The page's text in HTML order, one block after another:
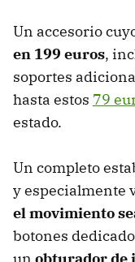
Un accesorio
en 199 euros,
soportes
hasta estos 79
estado.
Un completo
y especialmente
el movimiento
botones
un obturador de